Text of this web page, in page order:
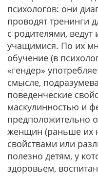
психологов: они
проводят тренинги
с родителями,
учащимися. По их
обучение (в
«гендер»
смысле,
поведенческие
маскулинностью и
предположительно
женщин (раньше их
свойствами или
полезно детям, у
здоровьем,